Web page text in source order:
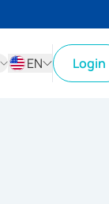
EN
Login